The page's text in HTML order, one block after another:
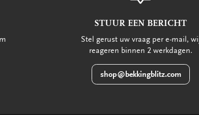
STUUR EEN BERICHT
Stel gerust uw vraag per e-mail,
reageren binnen 2 werkdagen.
shop@bekkingblitz.com